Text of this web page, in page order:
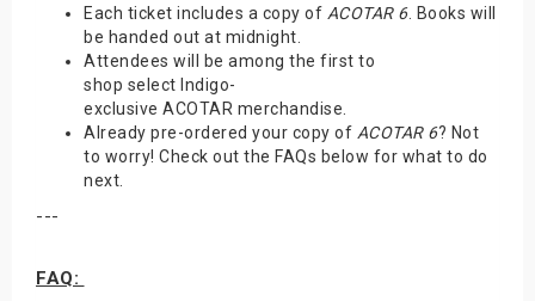
Each ticket includes a copy of ACOTAR 6. Books will
be handed out at midnight.
Attendees will be among the first to
shop select Indigo-
exclusive ACOTAR merchandise.
Already pre-ordered your copy of ACOTAR 6? Not
to worry! Check out the FAQs below for what to do
next.
---
FAQ: